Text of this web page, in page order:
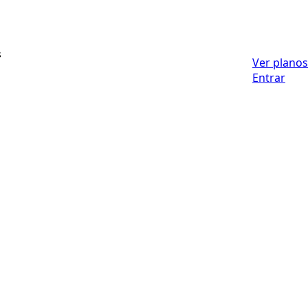
Ver planos
Entrar